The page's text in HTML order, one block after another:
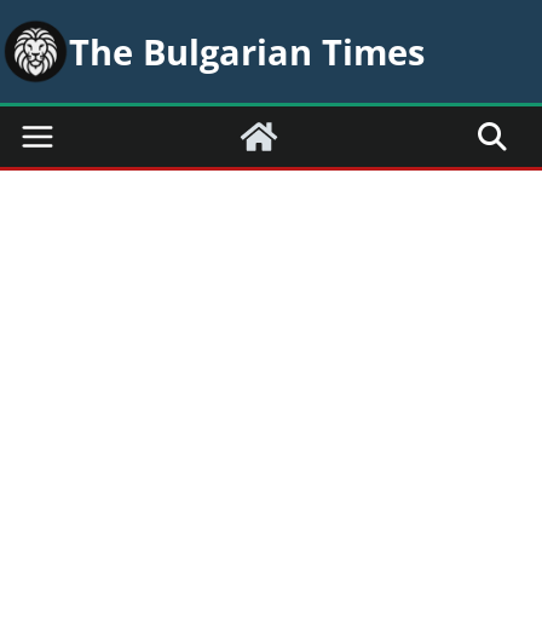
Skip
to
content
The Bulgarian Times